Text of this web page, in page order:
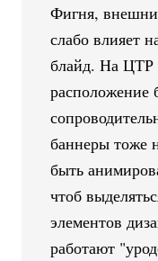
Фигня,
слабо влияет
блайд. На ЦТР
расположение
баннеры тоже
быть
чтоб
элементов
работают